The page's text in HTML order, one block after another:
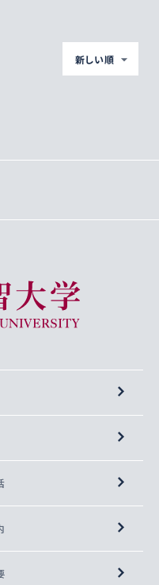
新しい順
(SORW)